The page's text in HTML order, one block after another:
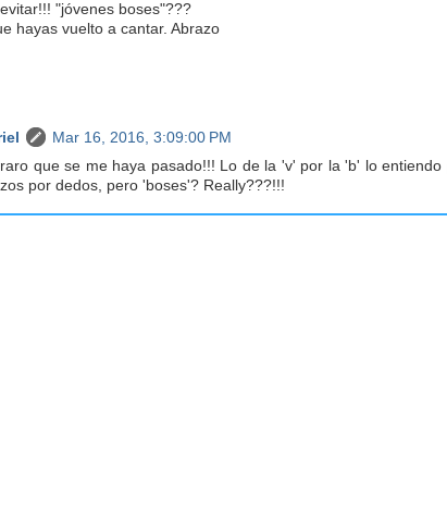
"jóvenes boses"???
hayas vuelto a cantar. Abrazo
Mar 16, 2016, 3:09:00 PM
que se me haya pasado!!! Lo de la 'v' por la 'b' lo
por dedos, pero 'boses'? Really???!!!